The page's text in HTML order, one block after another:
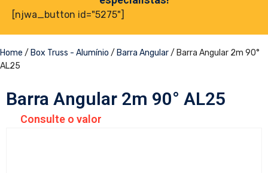
[njwa_button id="5275"]
Home / Box Truss - Alumínio / Barra Angular/ Barra Angular 2m 90°
AL25
Barra Angular 2m 90° AL25
Consulte o valor